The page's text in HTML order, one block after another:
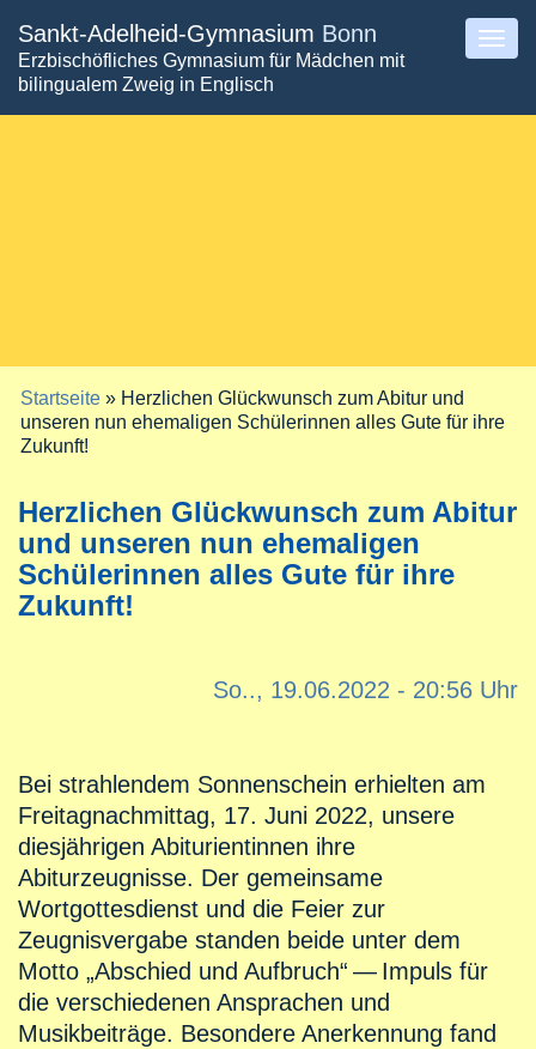
Direkt
zum
Sankt-Adelheid-Gymnasium Bonn
Erzbischöfliches Gymnasium für Mädchen mit
bilingualem Zweig in Englisch
Sie sind hier
Startseite » Herzlichen Glückwunsch zum Abitur und
unseren nun ehemaligen Schülerinnen alles Gute für ihre
Zukunft!
Herzlichen Glückwunsch zum Abitur
und unseren nun ehemaligen
Schülerinnen alles Gute für ihre
Zukunft!
So.., 19.06.2022 - 20:56 Uhr
Bei strahlendem Sonnenschein erhielten am
Freitagnachmittag, 17. Juni 2022, unsere
diesjährigen Abiturientinnen ihre
Abiturzeugnisse. Der gemeinsame
Wortgottesdienst und die Feier zur
Zeugnisvergabe standen beide unter dem
Motto „Abschied und Aufbruch“ — Impuls für
die verschiedenen Ansprachen und
Musikbeiträge. Besondere Anerkennung fand